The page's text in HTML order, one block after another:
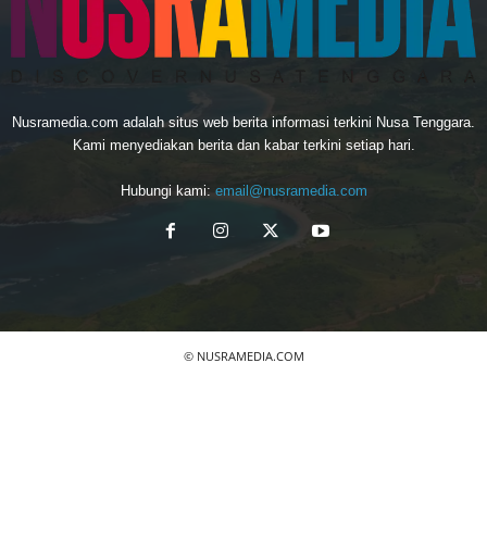
Nusramedia.com adalah situs web berita informasi terkini Nusa Tenggara.
Kami menyediakan berita dan kabar terkini setiap hari.
Hubungi kami: email@nusramedia.com
© NUSRAMEDIA.COM